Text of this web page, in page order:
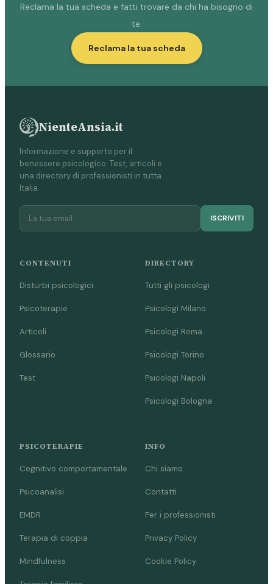
Reclama la tua scheda e fatti trovare da chi ha bisogno di
te.
Reclama la tua scheda
NienteAnsia.it
Informazione e supporto per il
benessere psicologico. Test, articoli e
una directory di professionisti in tutta
Italia.
ISCRIVITI
CONTENUTI
Disturbi psicologici
Psicoterapie
Articoli
Glossario
Test
DIRECTORY
Tutti gli psicologi
Psicologi Milano
Psicologi Roma
Psicologi Torino
Psicologi Napoli
Psicologi Bologna
PSICOTERAPIE
Cognitivo comportamentale
Psicoanalisi
EMDR
Terapia di coppia
Mindfulness
INFO
Chi siamo
Contatti
Per i professionisti
Privacy Policy
Cookie Policy